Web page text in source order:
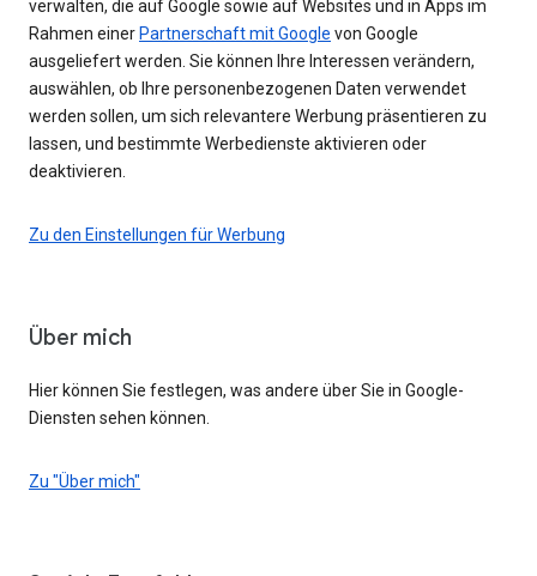
verwalten, die auf Google sowie auf Websites und in Apps im
Rahmen einer Partnerschaft mit Google von Google
ausgeliefert werden. Sie können Ihre Interessen verändern,
auswählen, ob Ihre personenbezogenen Daten verwendet
werden sollen, um sich relevantere Werbung präsentieren zu
lassen, und bestimmte Werbedienste aktivieren oder
deaktivieren.
Zu den Einstellungen für Werbung
Über mich
Hier können Sie festlegen, was andere über Sie in Google-
Diensten sehen können.
Zu "Über mich"